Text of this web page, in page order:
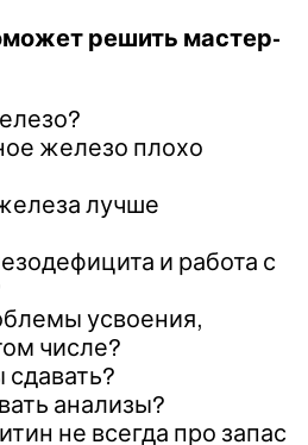
решить мастер-
железо плохо
лучше
и работа с
усвоения,
числе?
сдавать?
анализы?
не всегда про запас